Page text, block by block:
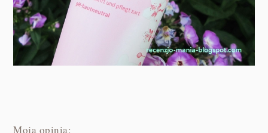
Moja opinia: